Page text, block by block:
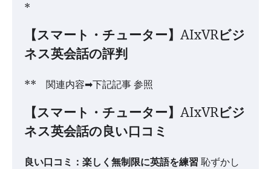
*
【スマート・チューター】AIxVRビジ
ネス英会話の評判
** 関連内容➡下記記事 参照
【スマート・チューター】AIxVRビジ
ネス英会話の良い口コミ
良い口コミ：楽しく無制限に英語を練習 恥ずかし